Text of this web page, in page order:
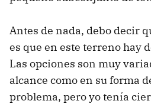
Antes de nada, debo decir
es que en este terreno hay
Las opciones son muy
alcance como en su forma
problema, pero yo tenía